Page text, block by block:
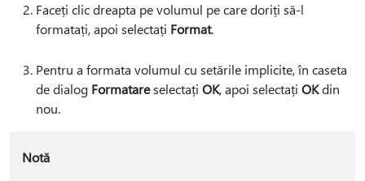
Faceți clic dreapta pe volumul pe care doriți să-l
formatați, apoi selectați Format.
Pentru a formata volumul cu setările implicite, în caseta
de dialog Formatareselectați OK, apoi selectați OKdin
nou.
Notă